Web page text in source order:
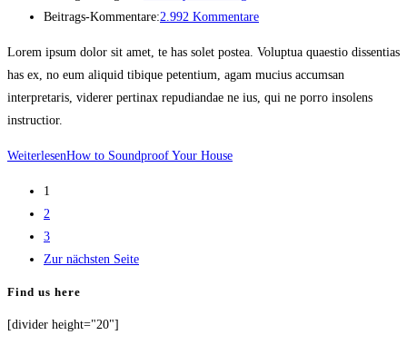
Beitrags-Kommentare:2.992 Kommentare
Lorem ipsum dolor sit amet, te has solet postea. Voluptua quaestio dissentias
has ex, no eum aliquid tibique petentium, agam mucius accumsan
interpretaris, viderer pertinax repudiandae ne ius, qui ne porro insolens
instructior.
WeiterlesenHow to Soundproof Your House
1
2
3
Zur nächsten Seite
Find us here
[divider height="20"]